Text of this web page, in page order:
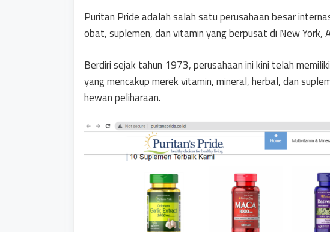
Puritan Pride adalah salah satu perusahaan besar
obat, suplemen, dan vitamin yang berpusat di New York,
Berdiri sejak tahun 1973, perusahaan ini kini telah
yang mencakup merek vitamin, mineral, herbal, dan
hewan peliharaan.